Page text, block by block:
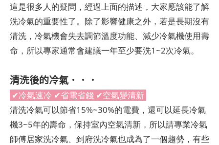
這是很多人的疑問，經過上面的描述，大家應該能了解
洗冷氣的重要性了。除了影響健康之外，若是長期沒有
清洗，冷氣機會失去調節溫度功能、減少冷氣機使用壽
命，所以專家通常會建議一年至少要洗1~2次冷氣。
清洗後的冷氣．．．
✔冷氣速冷 ✔省電省錢 ✔空氣變清新
清洗冷氣可以節省15%~30%的電費，還可以延長冷氣
機3~5年的壽命，保持室內空氣清新，所以請專業冷氣
師傅居家洗冷氣、到府洗冷氣也成為了一個趨勢，有些